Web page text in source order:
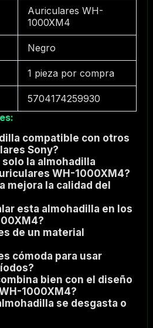
Auriculares WH-
1000XM4
Negro
1 pieza por compra
5704174259930
compatible con otros
Sony?
la almohadilla
WH-1000XM4?
mejora la calidad del
esta almohadilla en los
de un material
cómoda para usar
bien con el diseño
1000XM4?
se desgasta o